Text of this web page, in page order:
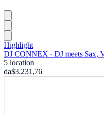
Highlight
DJ CONNEX - DJ meets Sax,
5 location
da$3.231,76